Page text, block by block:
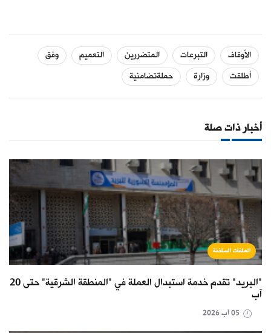
الأوقاف التبرعات المتضررين التعميم
وفق
أطلقت
وزارة حملةتضامنية
أخبار ذات صلة
الملفات الساخنة
"البريد" تقدم خدمة استبدال العملة في "المنطقة الشرقية" حتى 20
آب